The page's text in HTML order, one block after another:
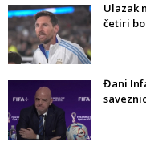
Ulazak
četiri
Đani